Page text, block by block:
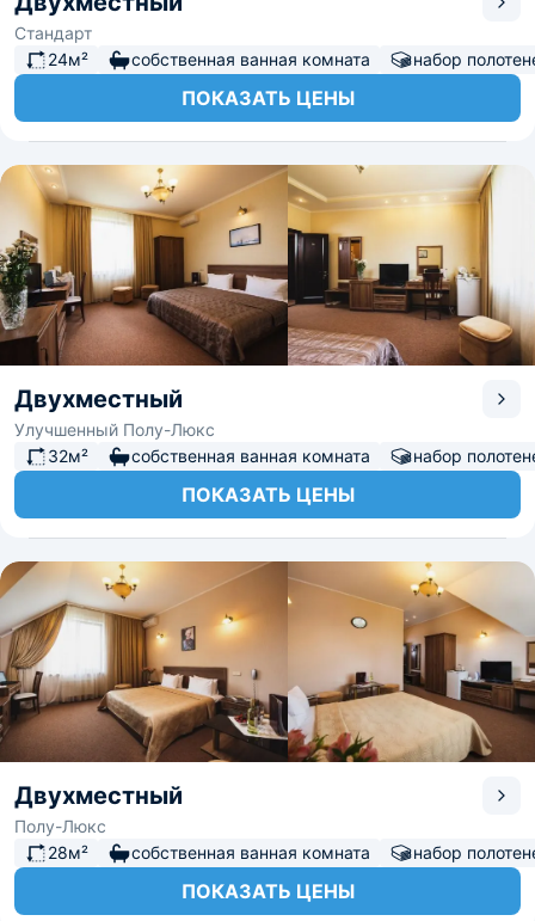
Стандарт
24м²
собственная ванная комната набор
ПОКАЗАТЬ ЦЕНЫ
Двухместный
Улучшенный Полу-Люкс
32м²
собственная ванная комната набор
ПОКАЗАТЬ ЦЕНЫ
Двухместный
Полу-Люкс
28м²
собственная ванная комната набор
ПОКАЗАТЬ ЦЕНЫ